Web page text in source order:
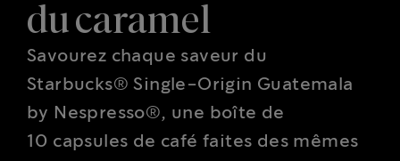
du caramel
Savourez chaque saveur du
Starbucks® Single-Origin Guatemala
by Nespresso®, une boîte de
10 capsules de café faites des mêmes